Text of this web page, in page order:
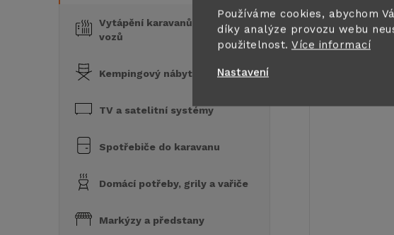
Používáme cookies, abychom
díky analýze provozu webu
použitelnost. Více informací
Nastavení
Vytápění karavanů a obytných
vozů
Kempingový nábytek
TV a satelitní systémy
Spotřebiče do karavanu
Domácí potřeby, grily a vařiče
Markýzy a předstany
t
u
k
Kompaktní
Elegant s
systémy v